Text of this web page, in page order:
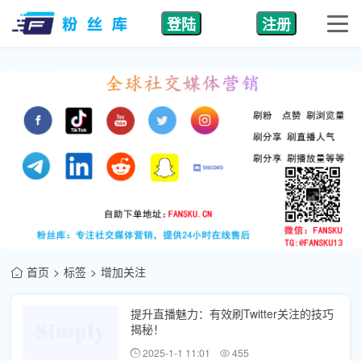
登陆 注册
首页 标签 增加关注
提升直播魅力：有效刷Twitter关注的技巧
揭秘！
2025-1-1 11:01 455